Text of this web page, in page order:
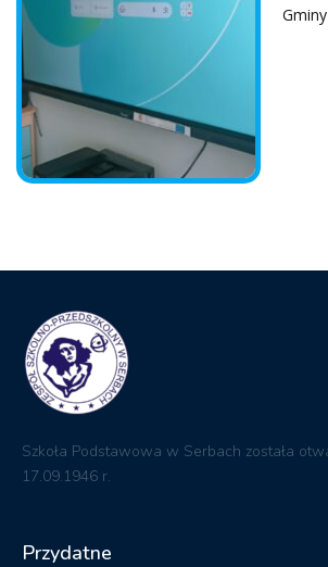
Szkoła Podstawowa w Serbach została
17.09.1946 r.
Przydatne